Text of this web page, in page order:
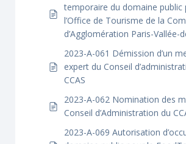
temporaire du domaine public
l’Office de Tourisme de la
d’Agglomération Paris-Vallée-
2023-A-061 Démission d’un
expert du Conseil
CCAS
2023-A-062 Nomination des
Conseil d’Administration du
2023-A-069 Autorisation